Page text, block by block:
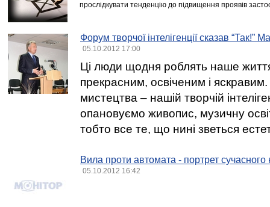
прослідкувати тенденцію до підвищення проявів
Форум творчої інтелігенції сказав “Так!”
05.10.2012 17:00
Ці люди щодня роблять наше
прекрасним, освіченим і
мистецтва – нашій творчій
опановуємо живопис, музичну
тобто все те, що нині зветься
Вила проти автомата - портрет
05.10.2012 16:42